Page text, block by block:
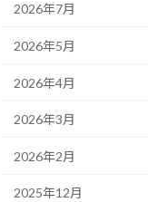
2026年7月
2026年5月
2026年4月
2026年3月
2026年2月
2025年12月